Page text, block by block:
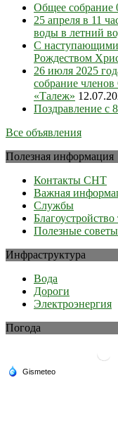
Общее собрание
25 апреля в 11
воды в летний
С
Рождеством
26 июля 2025
собрание
«Талеж»
Поздравление с
Все объявления
Полезная информация
Контакты СНТ
Важная
Службы
Полезные советы
Инфраструктура
Вода
Дороги
Электроэнергия
Погода